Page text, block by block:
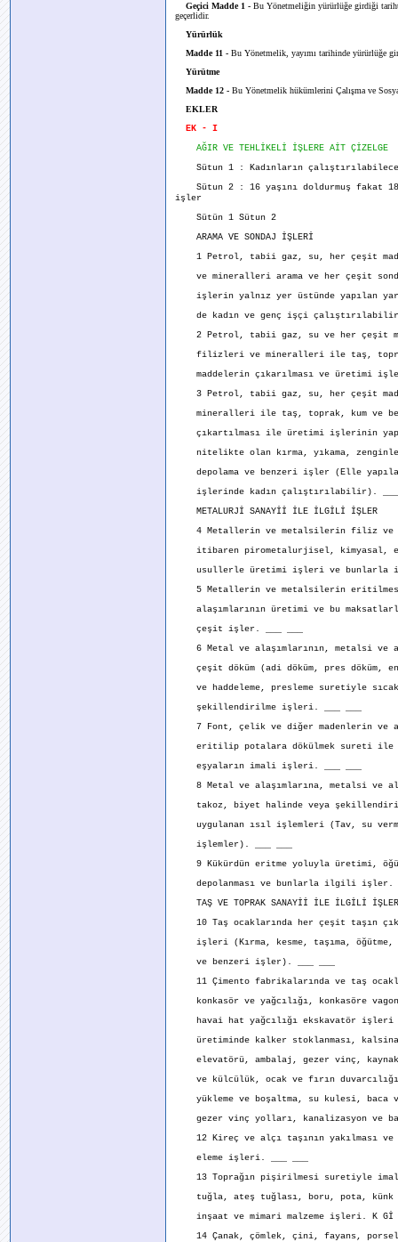
Geçici Madde 1 - Bu Yönetmeliğin yürürlüğe girdiği
geçerlidir.
Yürürlük
Madde 11 - Bu Yönetmelik, yayımı tarihinde yürürlüğe
Yürütme
Madde 12 - Bu Yönetmelik hükümlerini Çalışma ve
EKLER
EK - I
AĞIR VE TEHLİKELİ İŞLERE AİT ÇİZELGE
Sütun 1 : Kadınların
Sütun 2 : 16 yaşını doldurmuş fakat
işler
Sütün 1 Sütun 2
ARAMA VE SONDAJ İŞLERİ
1 Petrol, tabii gaz, su, her çeşit
ve mineralleri arama ve her çeşit
işlerin yalnız yer üstünde yapılan
de kadın ve genç işçi
2 Petrol, tabii gaz, su ve her çeşit
filizleri ve mineralleri ile taş,
maddelerin çıkarılması ve üretimi
3 Petrol, tabii gaz, su, her çeşit
mineralleri ile taş, toprak, kum ve
çıkartılması ile üretimi işlerinin
nitelikte olan kırma, yıkama,
depolama ve benzeri işler (Elle
işlerinde kadın çalıştırılabilir). ___
METALURJİ SANAYİİ İLE İLGİLİ İŞLER
4 Metallerin ve metalsilerin filiz ve
itibaren pirometalurjisel, kimyasal,
usullerle üretimi işleri ve bunlarla
5 Metallerin ve metalsilerin
alaşımlarının üretimi ve bu
çeşit işler. ___ ___
6 Metal ve alaşımlarının, metalsi ve
çeşit döküm (adi döküm, pres döküm,
ve haddeleme, presleme suretiyle
şekillendirilme işleri. ___ ___
7 Font, çelik ve diğer madenlerin ve
eritilip potalara dökülmek sureti
eşyaların imali işleri. ___ ___
8 Metal ve alaşımlarına, metalsi ve
takoz, biyet halinde veya
uygulanan ısıl işlemleri (Tav, su
işlemler). ___ ___
9 Kükürdün eritme yoluyla üretimi,
depolanması ve bunlarla ilgili işler.
TAŞ VE TOPRAK SANAYİİ İLE İLGİLİ İŞLER
10 Taş ocaklarında her çeşit taşın
işleri (Kırma, kesme, taşıma, öğütme,
ve benzeri işler). ___ ___
11 Çimento fabrikalarında ve taş
konkasör ve yağcılığı, konkasöre
havai hat yağcılığı ekskavatör işleri
üretiminde kalker stoklanması,
elevatörü, ambalaj, gezer vinç,
ve külcülük, ocak ve fırın
yükleme ve boşaltma, su kulesi, baca
gezer vinç yolları, kanalizasyon ve
12 Kireç ve alçı taşının yakılması ve
eleme işleri. ___ ___
13 Toprağın pişirilmesi suretiyle
tuğla, ateş tuğlası, boru, pota, künk
inşaat ve mimari malzeme işleri. K Gİ
14 Çanak, çömlek, çini, fayans,